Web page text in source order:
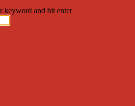
keyword and hit enter